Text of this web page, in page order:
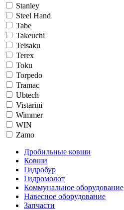
Stanley
Steel Hand
Tabe
Takeuchi
Teisaku
Terex
Toku
Torpedo
Tramac
Ubtech
Vistarini
Wimmer
WIN
Zamo
Дробильные ковши
Ковши
Гидробур
Гидромолот
Коммунальное оборудование
Навесное оборудование
Запчасти